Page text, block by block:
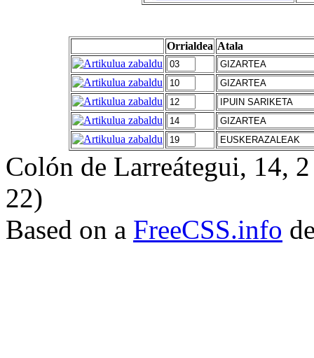
Orrialdea Atala
Colón de Larreátegui, 14,
22)
Based on a FreeCSS.info